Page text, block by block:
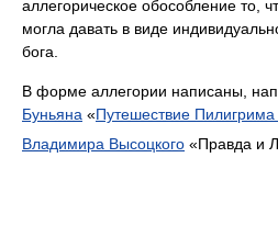
аллегорическое обособление то,
могла давать в виде
бога.
В форме аллегории написаны,
Буньяна «Путешествие
Владимира Высоцкого «Правда и